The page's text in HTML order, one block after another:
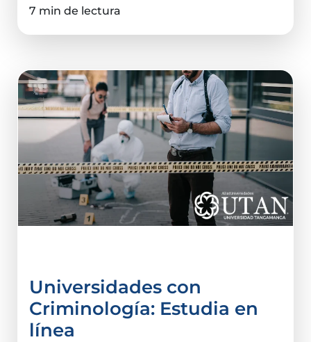
7 min de lectura
Universidades con
Criminología: Estudia en
línea